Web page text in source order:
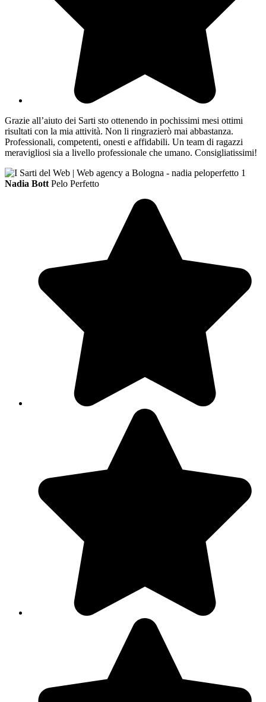
Grazie all’aiuto dei Sarti sto ottenendo in pochissimi mesi ottimi
risultati con la mia attività. Non li ringrazierò mai abbastanza.
Professionali, competenti, onesti e affidabili. Un team di ragazzi
meravigliosi sia a livello professionale che umano. Consigliatissimi!
Nadia Bott Pelo Perfetto